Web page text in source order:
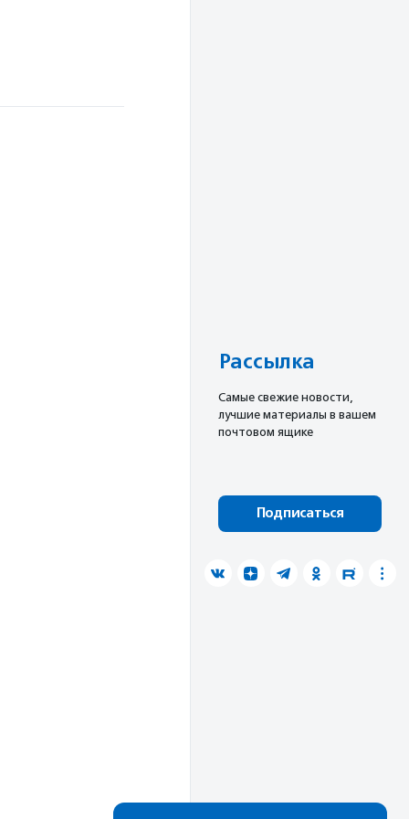
Рассылка
Cамые свежие новости,
лучшие материалы в вашем
почтовом ящике
Подписаться